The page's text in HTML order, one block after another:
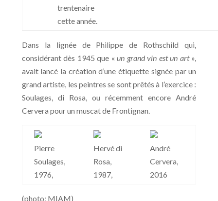
trentenaire
cette année.
Dans la lignée de Philippe de Rothschild qui,
considérant dès 1945 que «un grand vin est un art»,
avait lancé la création d’une étiquette signée par un
grand artiste, les peintres se sont prêtés à l’exercice :
Soulages, di Rosa, ou récemment encore André
Cervera pour un muscat de Frontignan.
Pierre
Soulages,
1976,
Hervé di
Rosa,
1987,
André
Cervera,
2016
(photo: MIAM)